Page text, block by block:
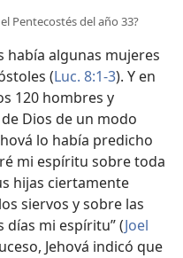
Pentecostés del año 33?
había algunas mujeres
(Luc. 8:1-3). Y en
120 hombres y
Dios de un modo
lo había predicho
mi espíritu sobre toda
hijas ciertamente
siervos y sobre las
días mi espíritu” (Joel
Jehová indicó que